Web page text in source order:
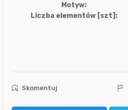
Motyw:
Liczba elementów [szt]:
Skomentuj